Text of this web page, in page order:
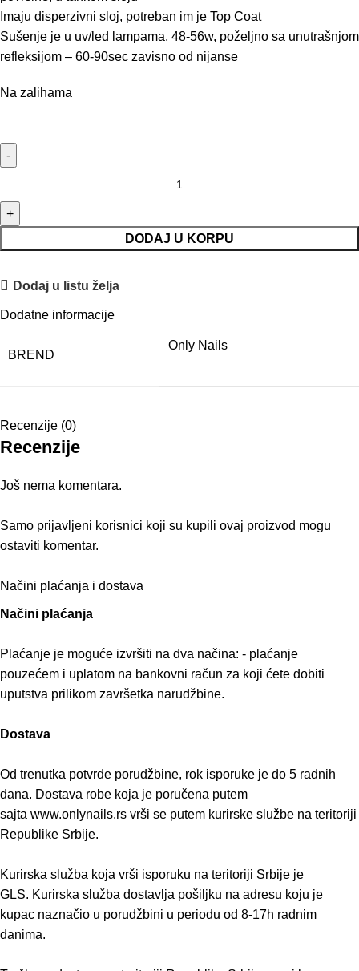
Imaju disperzivni sloj, potreban im je Top Coat
Sušenje je u uv/led lampama, 48-56w, poželjno sa unutrašnjom
refleksijom – 60-90sec zavisno od nijanse
Na zalihama
DODAJ U KORPU
Dodaj u listu želja
Dodatne informacije
BREND
Only Nails
Recenzije (0)
Recenzije
Još nema komentara.
Samo prijavljeni korisnici koji su kupili ovaj proizvod mogu
ostaviti komentar.
Načini plaćanja i dostava
Načini plaćanja
Plaćanje je moguće izvršiti na dva načina: - plaćanje
pouzećem i uplatom na bankovni račun za koji ćete dobiti
uputstva prilikom završetka narudžbine.
Dostava
Od trenutka potvrde porudžbine, rok isporuke je do 5 radnih
dana. Dostava robe koja je poručena putem
sajta www.onlynails.rs vrši se putem kurirske službe na teritoriji
Republike Srbije.
Kurirska služba koja vrši isporuku na teritoriji Srbije je
GLS. Kurirska služba dostavlja pošiljku na adresu koju je
kupac naznačio u porudžbini u periodu od 8-17h radnim
danima.